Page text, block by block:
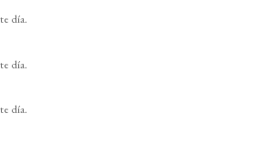
día.
día.
día.